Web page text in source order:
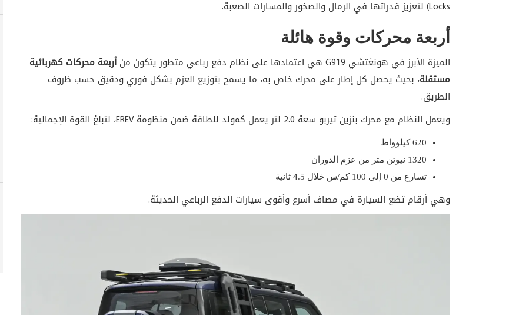
Locks) لتعزيز قدراتها في الرمال والصخور والمسارات الصعبة.
أربعة محركات وقوة هائلة
الميزة الأبرز في هونغتشي G919 هي اعتمادها على نظام دفع رباعي متطور يتكون من
أربعة محركات كهربائية
مستقلة، بحيث يحصل كل إطار على محرك خاص به، ما يسمح بتوزيع العزم بشكل فوري ودقيق حسب ظروف
الطريق.
ويعمل النظام مع محرك بنزين تيربو سعة 2.0 لتر يعمل كمولد للطاقة ضمن منظومة EREV، لتبلغ القوة الإجمالية:
620 كيلوواط
1320 نيوتن متر من عزم الدوران
تسارع من 0 إلى 100 كم/س خلال 4.5 ثانية
وهي أرقام تضع السيارة في مصاف أسرع وأقوى سيارات الدفع الرباعي الحديثة.